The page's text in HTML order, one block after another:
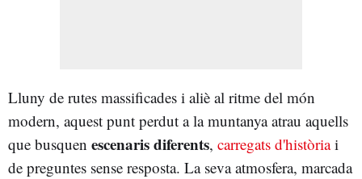
Lluny de rutes massificades i aliè al ritme del món
modern, aquest punt perdut a la muntanya atrau aquells
que busquen escenaris diferents, carregats d'històriai
de preguntes sense resposta. La seva atmosfera, marcada